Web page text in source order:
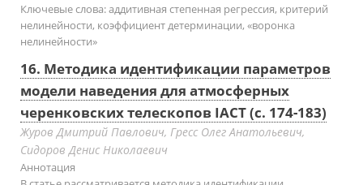
Ключевые слова:аддитивная степенная регрессия, критерий
нелинейности, коэффициент детерминации, «воронка
нелинейности»
16. Методика идентификации параметров
модели наведения для атмосферных
черенковских телескопов IACT (с. 174-183)
Журов Дмитрий Павлович, Гресс Олег Анатольевич,
Сидоров Денис Николаевич
Аннотация